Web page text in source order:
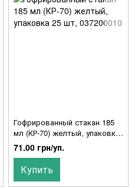
Гофрированный стакан 185
мл (КР-70) желтый, упаковка
25 шт, 037200010
71.00 грн/уп.
Купить